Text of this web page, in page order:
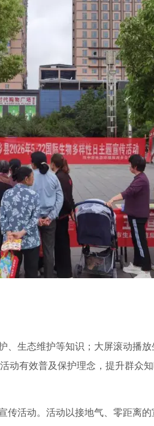
生态维护等知识；大屏滚动播
动有效普及保护理念，提升群众知
传活动。活动以接地气、零距离